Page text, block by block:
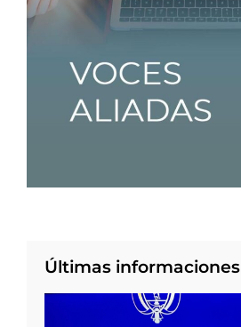
Últimas informaciones